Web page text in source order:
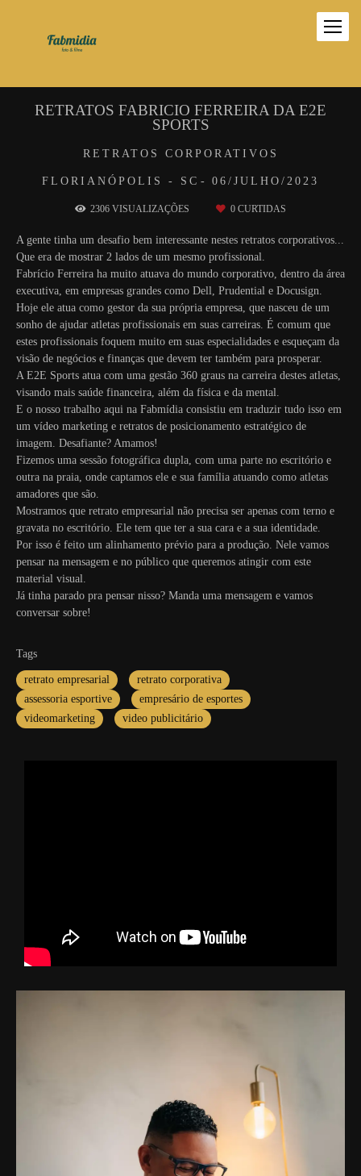
RETRATOS CORPORATIVOS
FLORIANÓPOLIS - SC 06/JULHO/2023
RETRATOS FABRICIO FERREIRA DA E2E
SPORTS
2306 VISUALIZAÇÕES 0 CURTIDAS
A gente tinha um desafio bem interessante nestes retratos corporativos...
Que era de mostrar 2 lados de um mesmo profissional.
Fabrício Ferreira ha muito atuava do mundo corporativo, dentro da área
executiva, em empresas grandes como Dell, Prudential e Docusign.
Hoje ele atua como gestor da sua própria empresa, que nasceu de um
sonho de ajudar atletas profissionais em suas carreiras. É comum que
estes profissionais foquem muito em suas especialidades e esqueçam da
visão de negócios e finanças que devem ter também para prosperar.
A E2E Sports atua com uma gestão 360 graus na carreira destes atletas,
visando mais saúde financeira, além da física e da mental.
E o nosso trabalho aqui na Fabmídia consistiu em traduzir tudo isso em
um vídeo marketing e retratos de posicionamento estratégico de
imagem. Desafiante? Amamos!
Fizemos uma sessão fotográfica dupla, com uma parte no escritório e
outra na praia, onde captamos ele e sua família atuando como atletas
amadores que são.
Mostramos que retrato empresarial não precisa ser apenas com terno e
gravata no escritório. Ele tem que ter a sua cara e a sua identidade.
Por isso é feito um alinhamento prévio para a produção. Nele vamos
pensar na mensagem e no público que queremos atingir com este
material visual.
Já tinha parado pra pensar nisso? Manda uma mensagem e vamos
conversar sobre!
Tags
retrato empresarial
retrato corporativa
assessoria esportive
empresário de esportes
videomarketing
video publicitário